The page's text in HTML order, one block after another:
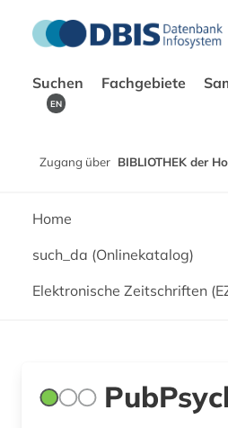
Suchen Fachgebiete
EN
Zugang über BIBLIOTHEK der
Home
such_da (Onlinekatalog)
Elektronische Zeitschriften